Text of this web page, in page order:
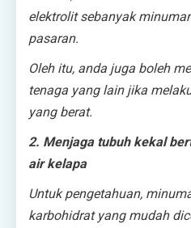
elektrolit sebanyak
pasaran.
Oleh itu, anda juga boleh
tenaga yang lain jika
yang berat.
2. Menjaga tubuh kekal
air kelapa
Untuk pengetahuan,
karbohidrat yang mudah